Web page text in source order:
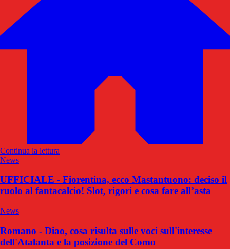
Continua la lettura
News
UFFICIALE - Fiorentina, ecco Mastantuono: deciso il
ruolo al fantacalcio! Slot, rigori e cosa fare all’asta
News
Romano - Diao, cosa risulta sulle voci sull'interesse
dell'Atalanta e la posizione del Como